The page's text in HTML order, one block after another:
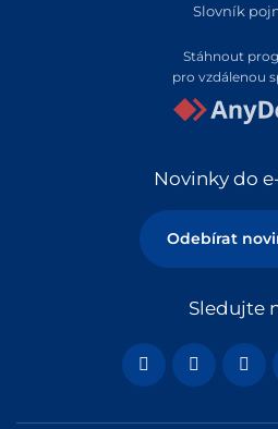
Slovník
Stáhnout
pro vzdálenou
Novinky do
Odebírat
Sledujte